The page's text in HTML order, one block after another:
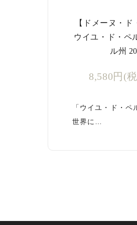
【ドメーヌ・ド
ウイユ・ド・ペ
ル州
8,580円(
「ウイユ・ド・ペ
世界に…